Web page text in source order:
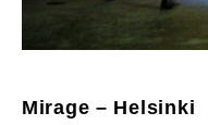
Mirage – Helsinki